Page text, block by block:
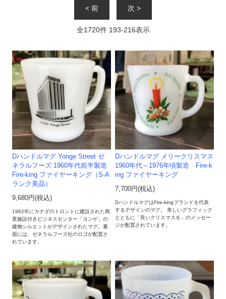
< 前 次 >
全1720件 193-216表示
Dハンドルマグ Yonge Street ゼ
ネラルフーズ 1960年代前半製造
Fire-king ファイヤーキング（S-A
ランク美品）
9,680円(税込)
1962年にカナダのトロントに建設された商
業施設付きビジネスセンター「ヨンゲ」の
建物シルエットがデザインされたマグ。裏
面には、ゼネラルフーズ社のロゴが配置さ
れています。
Dハンドルマグ メリークリスマス
1960年代～1976年頃製造 Fire-k
ing ファイヤーキング
7,700円(税込)
DハンドルマグはFire-kingブランドを代表
するデザインのマグ。 美しいグラフィック
とともに「良いクリスマスを」のメッセー
ジが配置されています。